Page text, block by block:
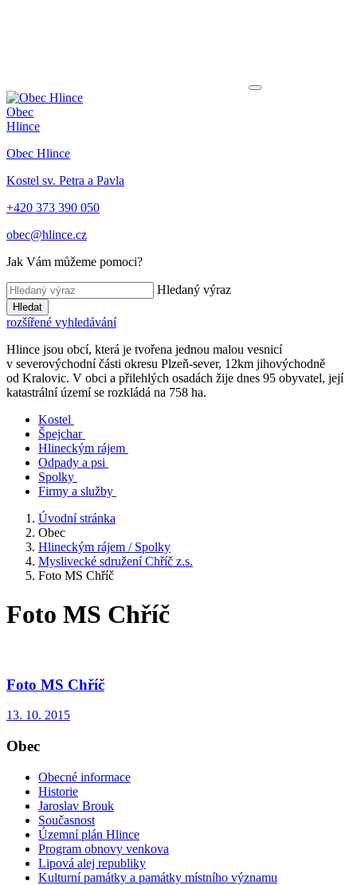
Obec
Hlince
Obec Hlince
Kostel sv. Petra a Pavla
+420 373 390 050
obec@hlince.cz
Jak Vám můžeme pomoci?
Hledaný výraz
Hledat
rozšířené vyhledávání
Hlince jsou obcí, která je tvořena jednou malou vesnicí
v severovýchodní části okresu Plzeň-sever, 12km jihovýchodně
od Kralovic. V obci a přilehlých osadách žije dnes 95 obyvatel, její
katastrální území se rozkládá na 758 ha.
Kostel
Špejchar
Hlineckým rájem
Odpady a psi
Spolky
Firmy a služby
Úvodní stránka
Obec
Hlineckým rájem / Spolky
Myslivecké sdružení Chříč z.s.
Foto MS Chříč
Foto MS Chříč
Foto MS Chříč
13. 10. 2015
Obec
Obecné informace
Historie
Jaroslav Brouk
Současnost
Územní plán Hlince
Program obnovy venkova
Lipová alej republiky
Kulturní památky a památky místního významu